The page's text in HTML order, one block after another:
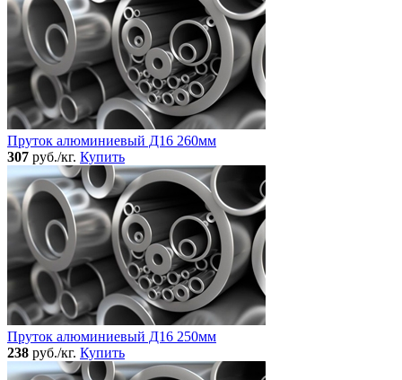
Пруток алюминиевый Д16 260мм
307 руб./кг. Купить
Пруток алюминиевый Д16 250мм
238 руб./кг. Купить